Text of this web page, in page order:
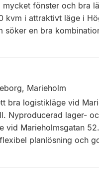
fönster och bra
kvm i attraktivt läge i
en bra
Marieholm
bra logistikläge vid
Nyproducerad lager-
vid Marieholmsgatan
planlösning och